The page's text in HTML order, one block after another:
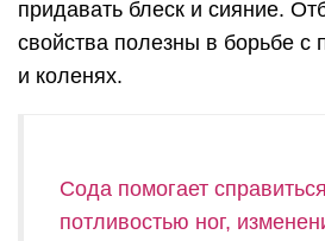
придавать блеск и сияние.
свойства полезны в борьбе с
и коленях.
Сода помогает
потливостью ног,